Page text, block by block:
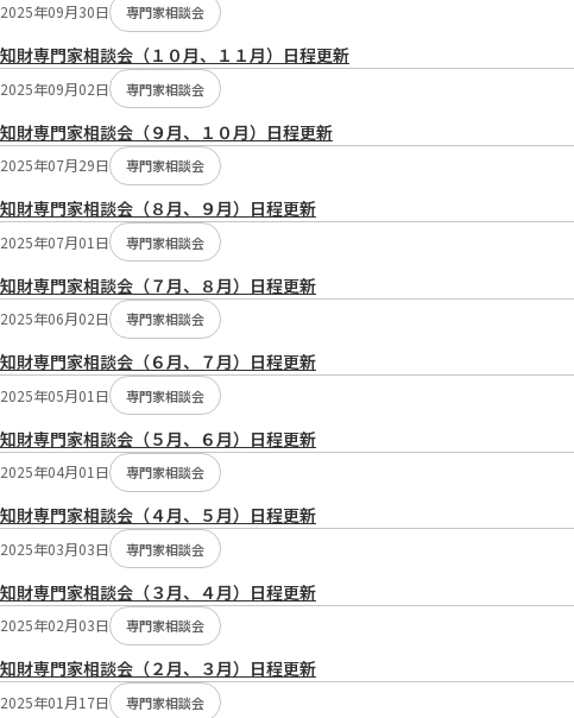
2025年09月30日 専門家相談会
知財専門家相談会（１０月、１１月）日程更新
2025年09月02日 専門家相談会
知財専門家相談会（９月、１０月）日程更新
2025年07月29日 専門家相談会
知財専門家相談会（８月、９月）日程更新
2025年07月01日 専門家相談会
知財専門家相談会（７月、８月）日程更新
2025年06月02日 専門家相談会
知財専門家相談会（６月、７月）日程更新
2025年05月01日 専門家相談会
知財専門家相談会（５月、６月）日程更新
2025年04月01日 専門家相談会
知財専門家相談会（４月、５月）日程更新
2025年03月03日 専門家相談会
知財専門家相談会（３月、４月）日程更新
2025年02月03日 専門家相談会
知財専門家相談会（２月、３月）日程更新
2025年01月17日 専門家相談会